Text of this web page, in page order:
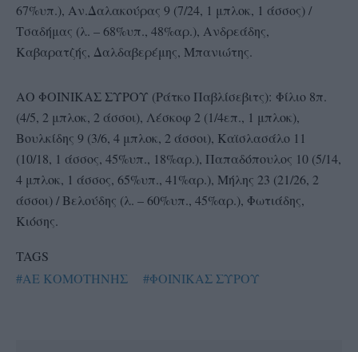
67%υπ.), Αν.Δαλακούρας 9 (7/24, 1 μπλοκ, 1 άσσος) /
Τσαδήμας (λ. – 68%υπ., 48%αρ.), Ανδρεάδης,
Καβαρατζής, Δαλδαβερέμης, Μπανιώτης.
ΑΟ ΦΟΙΝΙΚΑΣ ΣΥΡΟΥ (Ράτκο Παβλίσεβιτς): Φίλιο 8π.
(4/5, 2 μπλοκ, 2 άσσοι), Λέσκοφ 2 (1/4επ., 1 μπλοκ),
Βουλκίδης 9 (3/6, 4 μπλοκ, 2 άσσοι), Καϊσλασάλο 11
(10/18, 1 άσσος, 45%υπ., 18%αρ.), Παπαδόπουλος 10 (5/14,
4 μπλοκ, 1 άσσος, 65%υπ., 41%αρ.), Μήλης 23 (21/26, 2
άσσοι) / Βελούδης (λ. – 60%υπ., 45%αρ.), Φωτιάδης,
Κιόσης.
TAGS
#ΑΕ ΚΟΜΟΤΗΝΗΣ
#ΦΟΙΝΙΚΑΣ ΣΥΡΟΥ